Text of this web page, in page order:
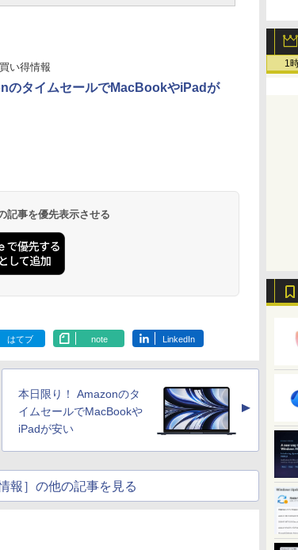
1
い得情報
のタイムセールでMacBookやiPadが
記事を優先表示させる
はてブ note LinkedIn
本日限り！ Amazonのタ
イムセールでMacBookや
iPadが安い
▲
報］の他の記事を見る